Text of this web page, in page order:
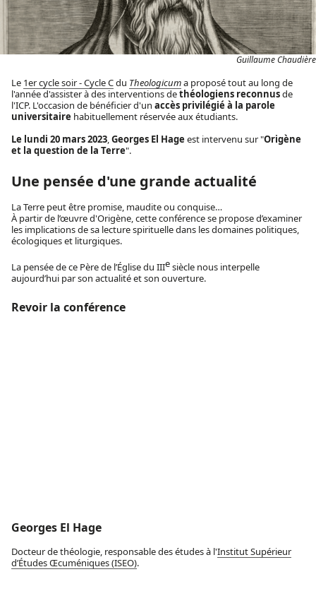
Guillaume Chaudière
Le 1er cycle soir - Cycle Cdu Theologicuma proposé tout au long de
l'année d'assister à des interventions dethéologiens reconnusde
l'ICP. L'occasion de bénéficier d'un accès privilégié à la parole
universitaire habituellement réservée aux étudiants.
Le lundi 20 mars 2023 Georges El Hage est intervenu sur"Origène
et la question de la Terre".
Une pensée d'une grande actualité
La Terre peut être promise, maudite ou conquise…
À partir de l’œuvre d'Origène, cette conférence se propose d’examiner
les implications de sa lecture spirituelle dans les domaines politiques,
écologiques et liturgiques.
La pensée de ce Père de l’Église du IIIesiècle nous interpelle
aujourd’hui par son actualité et son ouverture.
Revoir la conférence
Georges El Hage
Docteur de théologie, responsable des études à l'Institut Supérieur
d’Études Œcuméniques (ISEO).